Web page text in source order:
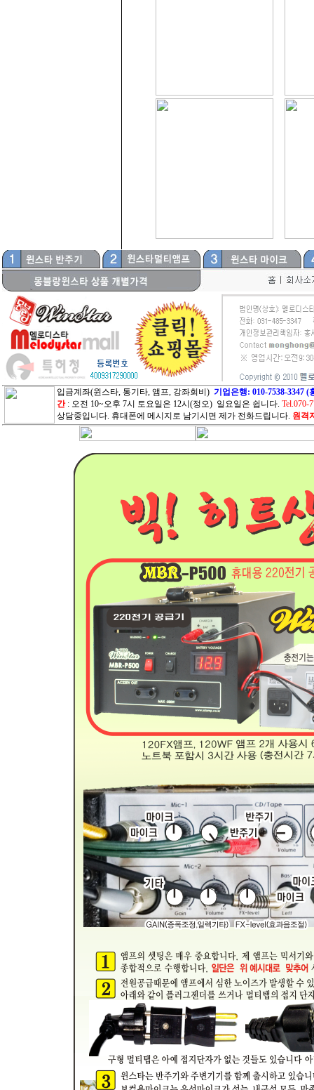
입금계좌(윈스타, 통기타, 앰프, 강좌회비) 기업은행: 010-7538-3347
간 : 오전 10~오후 7시 토요일은 12시(정오) 일요일은 쉽니다. Tel.070-
상담중입니다. 휴대폰에 메시지로 남기시면 제가 전화드립니다. 원격